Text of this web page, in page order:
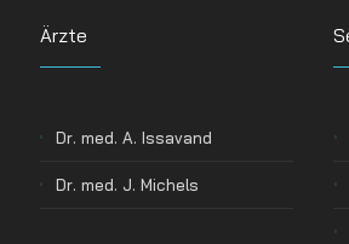
Ärzte
Dr. med. A. Issavand
Dr. med. J. Michels